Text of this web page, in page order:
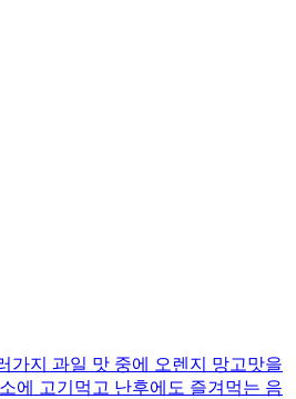
가지 과일 맛 중에 오렌지 망고맛을
에 고기먹고 난후에도 즐겨먹는 음